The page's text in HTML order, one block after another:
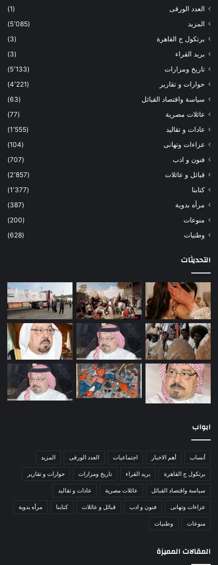
العدد الورقى
(1)
المزيد
(5٬085)
برتكول ج القاهرة
(3)
بريد القراء
(3)
تاريخ ومزارات
(5٬133)
حوارات و تقارير
(4٬221)
سياسة واقتصاد القبائل
(63)
عائلات مصرية
(77)
عادات و تقاليد
(1٬555)
عزاءات وتهانى
(104)
فنون و ادب
(707)
قبائل و عائلات
(2٬857)
كتابنا
(1٬377)
مرأه بدوية
(387)
منوعات
(200)
وطنيات
(628)
التحديثات
ابواب
أنساب أهم الاخبار اجتماعيات العدد الورقى المزيد
برتكول ج القاهرة بريد القراء تاريخ ومزارات حوارات و تقارير
سياسة واقتصاد القبائل عائلات مصرية عادات و تقاليد
عزاءات وتهانى فنون و ادب قبائل و عائلات كتابنا مرأه بدوية
منوعات وطنيات
المقالات المميزة